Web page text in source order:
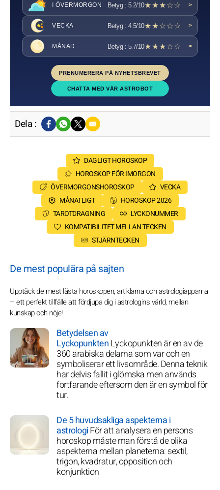
I ÖVERMORGON Betyg : 5.2/10★★★☆☆ >
VECKA Betyg : 4.5/10★★☆☆☆ >
MÅNAD Betyg : 5.7/10★★★☆☆ >
PRENUMERERA PÅ NYHETSBREVET
CHATTA MED VÅR ASTROBOT
Dela :
DAGLIGT HOROSKOP
HOROSKOP FÖR IMORGON
ÖVERMORGONSHOROSKOP
VECKA
MÅNATLIGT
HOROSKOP 2026
TAROTDRAGNING
LYCKONUMMER
KOMPATIBILITET MELLAN TECKEN
STJÄRNTECKEN
De mest populära på sajten
Upptäck de mest lästa horoskopen, artiklarna och astrologiapparna
– ett perfekt tillfälle att fördjupa dig i astrologins värld, mellan
kunskap och nöje!
Betydelsen av
LyckopunktenLyckopunkten är en av de
360 arabiska delarna som var och en
symboliserar ett livsområde. Denna teknik
har delvis fallit i glömska men används
fortfarande eftersom den är en symbol för
tur.
De 5 huvudsakliga aspekterna i
astrologiFör att analysera en persons
horoskop måste man förstå de olika
aspekterna mellan planeterna: sextil,
trigon, kvadratur, opposition och
konjunktion